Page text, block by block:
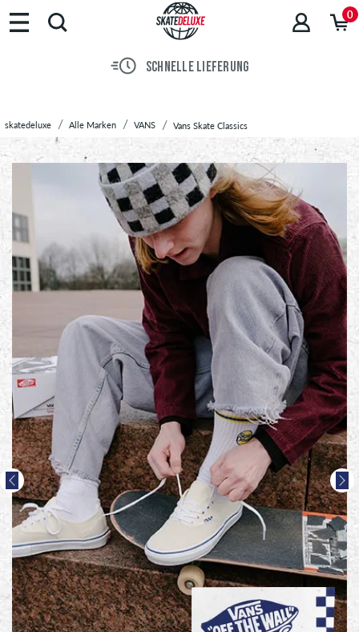
Marken
Skateboards
Sale
0
skatedeluxe Alle Marken VANS Vans Skate Classics